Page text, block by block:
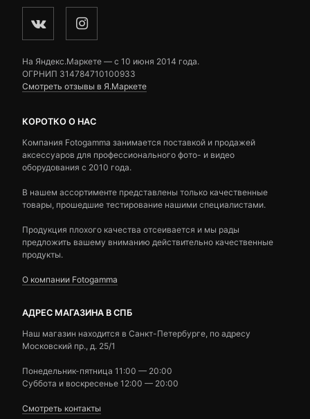
На Яндекс.Маркете — c 10 июня 2014 года.
ОГРНИП 314784710100933
Смотреть отзывы в Я.Маркете
КОРОТКО О НАС
Компания Fotogamma занимается поставкой и продажей
аксессуаров для профессионального фото- и видео
оборудования с 2010 года.
В нашем ассортименте представлены только качественные
товары, прошедшие тестирование нашими специалистами.
Продукция плохого качества отсеивается и мы рады
предложить вашему вниманию действительно качественные
продукты.
О компании Fotogamma
АДРЕС МАГАЗИНА В СПБ
Наш магазин находится в Санкт-Петербурге, по адресу
Московский пр., д. 25/1
Понедельник-пятница 11:00 — 20:00
Суббота и воскресенье 12:00 — 20:00
Смотреть контакты